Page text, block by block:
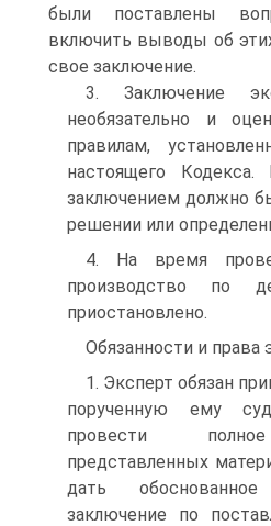
были поставлены
включить выводы об
свое заключение.
3. Заключение
необязательно и
правилам,
настоящего Кодекса.
заключением должно
решении или
4. На время
производство по
приостановлено.
Обязанности и права
1. Эксперт обязан
порученную ему
провести
представленных
дать
заключение по